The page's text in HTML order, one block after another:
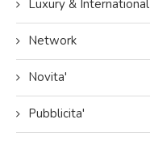
Luxury & International
Network
Novita'
Pubblicita'